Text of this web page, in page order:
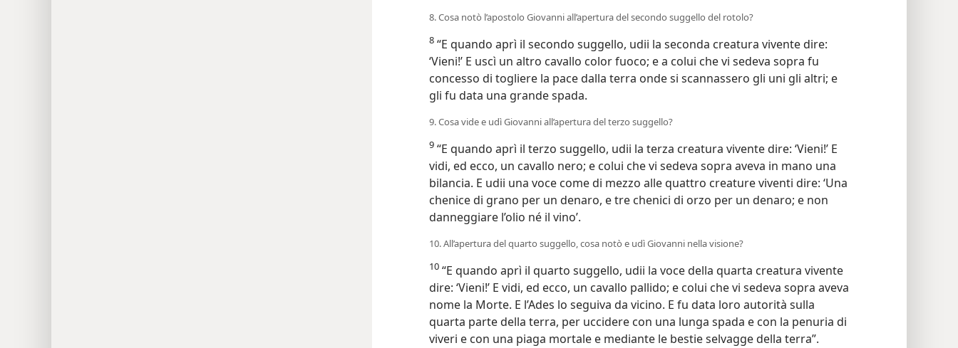
8. Cosa notò l’apostolo Giovanni all’apertura del secondo suggello del rotolo?
8 “E quando aprì il secondo suggello, udii la seconda creatura vivente dire:
‘Vieni!’ E uscì un altro cavallo color fuoco; e a colui che vi sedeva sopra fu
concesso di togliere la pace dalla terra onde si scannassero gli uni gli altri; e
gli fu data una grande spada.
9. Cosa vide e udì Giovanni all’apertura del terzo suggello?
9 “E quando aprì il terzo suggello, udii la terza creatura vivente dire: ‘Vieni!’ E
vidi, ed ecco, un cavallo nero; e colui che vi sedeva sopra aveva in mano una
bilancia. E udii una voce come di mezzo alle quattro creature viventi dire: ‘Una
chenice di grano per un denaro, e tre chenici di orzo per un denaro; e non
danneggiare l’olio né il vino’.
10. All’apertura del quarto suggello, cosa notò e udì Giovanni nella visione?
10 “E quando aprì il quarto suggello, udii la voce della quarta creatura vivente
dire: ‘Vieni!’ E vidi, ed ecco, un cavallo pallido; e colui che vi sedeva sopra aveva
nome la Morte. E l’Ades lo seguiva da vicino. E fu data loro autorità sulla
quarta parte della terra, per uccidere con una lunga spada e con la penuria di
viveri e con una piaga mortale e mediante le bestie selvagge della terra”.